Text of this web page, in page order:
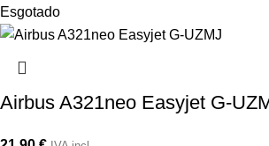
Esgotado
Airbus A321neo Easyjet G-